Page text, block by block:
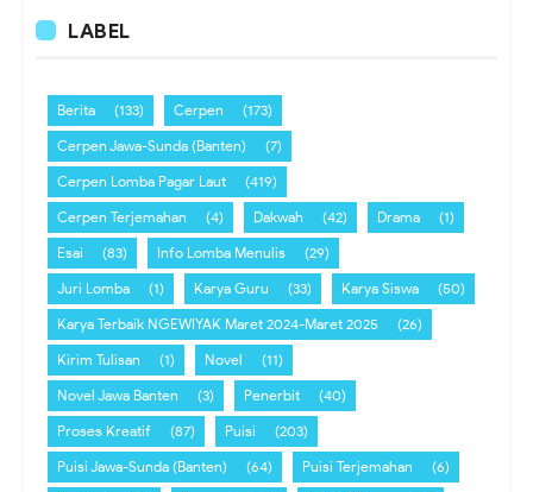
LABEL
Berita (133) Cerpen
(173)
Cerpen Jawa-Sunda (Banten)
(7)
Cerpen Lomba Pagar Laut
(419)
Cerpen Terjemahan
(4) Dakwah (42) Drama
(1)
Esai
(83) Info Lomba Menulis
(29)
Juri Lomba
(1) Karya Guru (33) Karya Siswa
(50)
Karya Terbaik NGEWIYAK Maret 2024-Maret 2025
(26)
Kirim Tulisan
(1) Novel
(11)
Novel Jawa Banten
(3) Penerbit
(40)
Proses Kreatif
(87) Puisi
(203)
Puisi Jawa-Sunda (Banten)
(64) Puisi Terjemahan
(6)